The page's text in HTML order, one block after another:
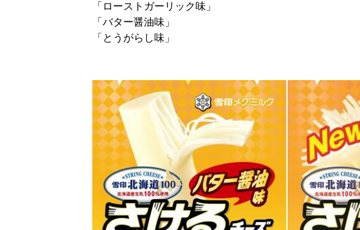
「ローストガーリック味」
「バター醤油味」
「とうがらし味」